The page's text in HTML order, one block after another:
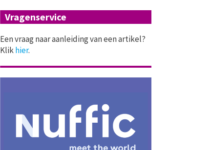
Vragenservice
Een vraag naar aanleiding van een artikel?
Klikhier.